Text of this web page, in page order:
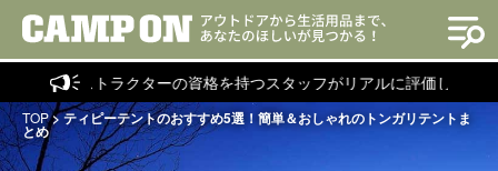
ストラクターの資格を持つスタッフがリアルに評価した商品を紹介！
TOP>ティピーテントのおすすめ5選！簡単＆おしゃれのトンガリテントま
とめ